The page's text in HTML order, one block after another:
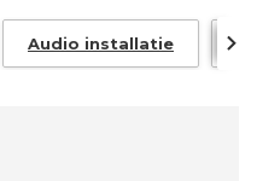
Audio installatie